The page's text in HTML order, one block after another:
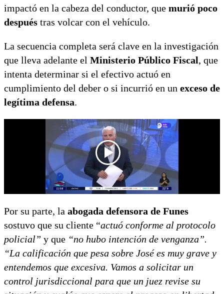
impactó en la cabeza del conductor, que murió poco
después tras volcar con el vehículo.
La secuencia completa será clave en la investigación
que lleva adelante el Ministerio Público Fiscal, que
intenta determinar si el efectivo actuó en
cumplimiento del deber o si incurrió en un exceso de
legítima defensa.
Por su parte, la abogada defensora de Funes
sostuvo que su cliente “actuó conforme al protocolo
policial” y que “no hubo intención de venganza”.
“La calificación que pesa sobre José es muy grave y
entendemos que excesiva. Vamos a solicitar un
control jurisdiccional para que un juez revise su